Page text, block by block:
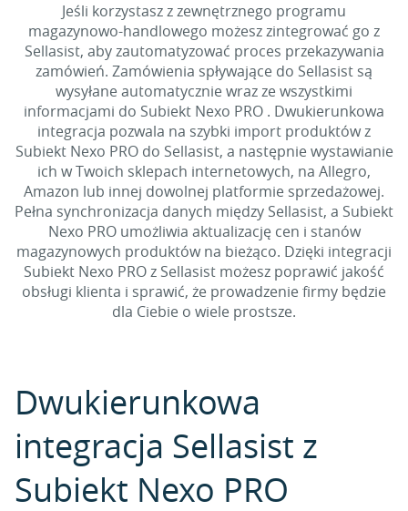
Jeśli korzystasz z zewnętrznego programu
magazynowo-handlowego możesz zintegrować go z
Sellasist, aby zautomatyzować proces przekazywania
zamówień. Zamówienia spływające do Sellasist są
wysyłane automatycznie wraz ze wszystkimi
informacjami do Subiekt Nexo PRO . Dwukierunkowa
integracja pozwala na szybki import produktów z
Subiekt Nexo PRO do Sellasist, a następnie wystawianie
ich w Twoich sklepach internetowych, na Allegro,
Amazon lub innej dowolnej platformie sprzedażowej.
Pełna synchronizacja danych między Sellasist, a Subiekt
Nexo PRO umożliwia aktualizację cen i stanów
magazynowych produktów na bieżąco. Dzięki integracji
Subiekt Nexo PRO z Sellasist możesz poprawić jakość
obsługi klienta i sprawić, że prowadzenie firmy będzie
dla Ciebie o wiele prostsze.
Dwukierunkowa
integracja Sellasist z
Subiekt Nexo PRO